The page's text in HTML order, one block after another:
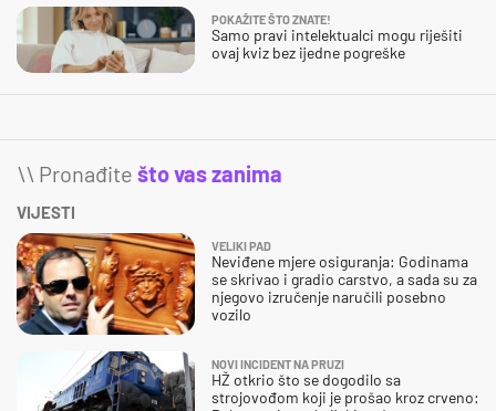
POKAŽITE ŠTO ZNATE!
Samo pravi intelektualci mogu riješiti
ovaj kviz bez ijedne pogreške
\\ Pronađite što vas zanima
VIJESTI
VELIKI PAD
Neviđene mjere osiguranja: Godinama
se skrivao i gradio carstvo, a sada su za
njegovo izručenje naručili posebno
vozilo
NOVI INCIDENT NA PRUZI
HŽ otkrio što se dogodilo sa
strojovođom koji je prošao kroz crveno: